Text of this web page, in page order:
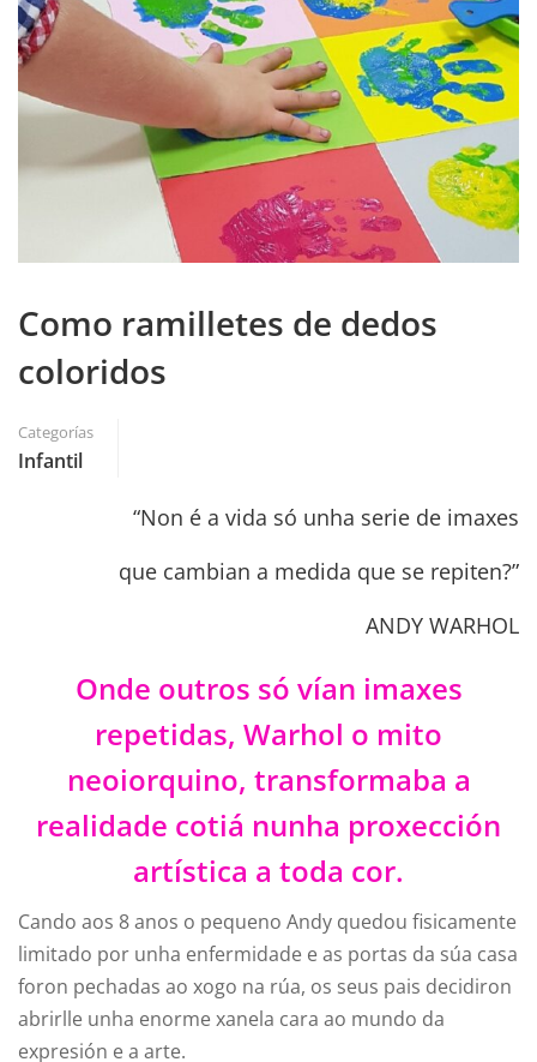
Como ramilletes de dedos
coloridos
Categorías
Infantil
“Non é a vida só unha serie de imaxes
que cambian a medida que se repiten?”
ANDY WARHOL
Onde outros só vían imaxes
repetidas, Warhol o mito
neoiorquino, transformaba a
realidade cotiá nunha proxección
artística a toda cor.
Cando aos 8 anos o pequeno Andy quedou fisicamente
limitado por unha enfermidade e as portas da súa casa
foron pechadas ao xogo na rúa, os seus pais decidiron
abrirlle unha enorme xanela cara ao mundo da
expresión e a arte.